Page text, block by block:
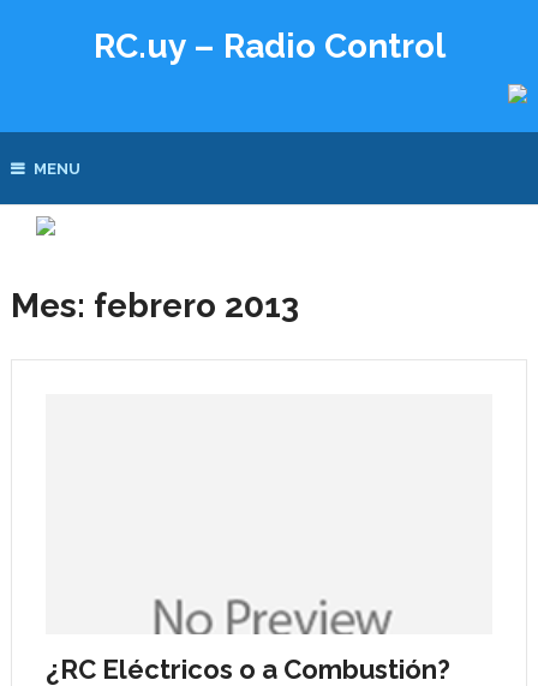
RC.uy – Radio Control
MENU
Mes: febrero 2013
¿RC Eléctricos o a Combustión?